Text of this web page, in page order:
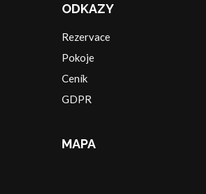
ODKAZY
Rezervace
Pokoje
Ceník
GDPR
MAPA